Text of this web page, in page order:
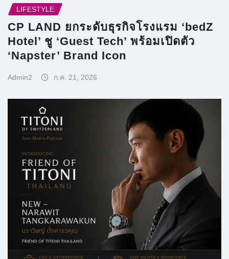
LIFESTYLE
CP LAND ยกระดับธุรกิจโรงแรม ‘bedZ
Hotel’ ชู ‘Guest Tech’ พร้อมเปิดตัว
‘Napster’ Brand Icon
Admin2 ก.ค. 21, 2026